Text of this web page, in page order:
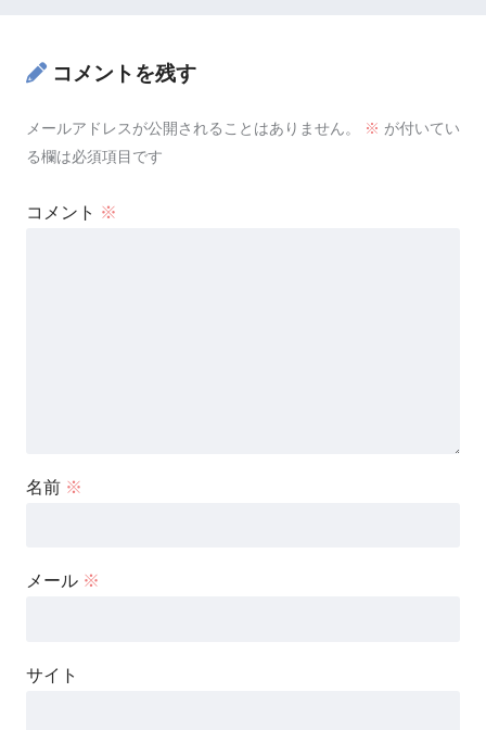
コメントを残す
メールアドレスが公開されることはありません。 ※ が付いてい
る欄は必須項目です
コメント ※
名前 ※
メール ※
サイト